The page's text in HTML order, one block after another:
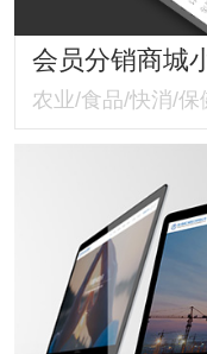
农业/食品/快消/保